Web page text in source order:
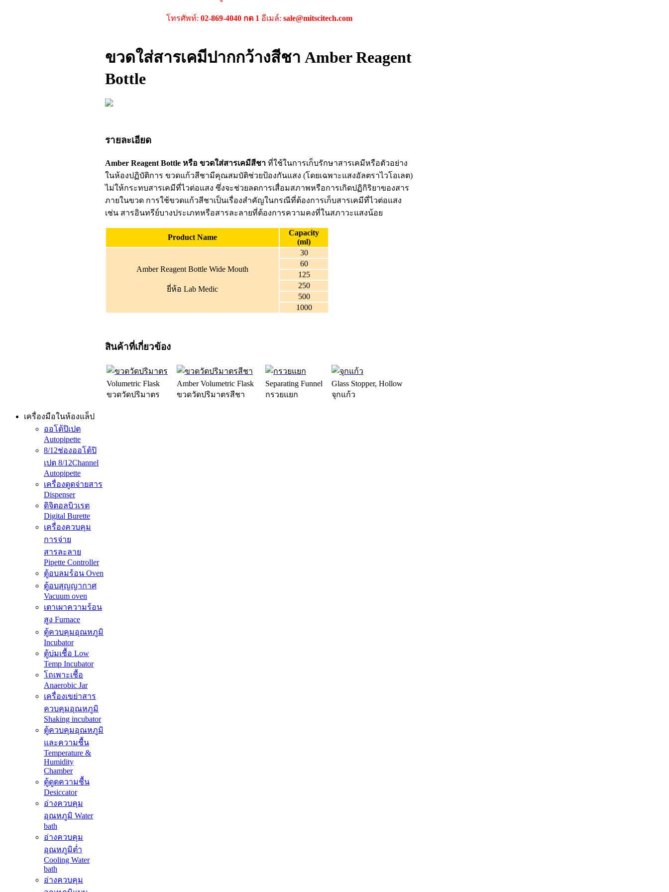
โทรศัพท์: 02-869-4040 กด 1 อีเมล์: sale@mitscitech.com
ขวดใส่สารเคมีปากกว้างสีชา Amber Reagent
Bottle
รายละเอียด
Amber Reagent Bottle หรือ ขวดใส่สารเคมีสีชา ที่ใช้ในการเก็บรักษาสารเคมีหรือตัวอย่าง
ในห้องปฏิบัติการ ขวดแก้วสีชามีคุณสมบัติช่วยป้องกันแสง (โดยเฉพาะแสงอัลตราไวโอเลต)
ไม่ให้กระทบสารเคมีที่ไวต่อแสง ซึ่งจะช่วยลดการเสื่อมสภาพหรือการเกิดปฏิกิริยาของสาร
ภายในขวด การใช้ขวดแก้วสีชาเป็นเรื่องสำคัญในกรณีที่ต้องการเก็บสารเคมีที่ไวต่อแสง
เช่น สารอินทรีย์บางประเภทหรือสารละลายที่ต้องการความคงที่ในสภาวะแสงน้อย
Product Name
Capacity
(ml)
Amber Reagent Bottle Wide Mouth
ยี่ห้อ Lab Medic
30
60
125
250
500
1000
สินค้าที่เกี่ยวข้อง
Volumetric Flask
ขวดวัดปริมาตร
Amber Volumetric Flask
ขวดวัดปริมาตรสีชา
Separating Funnel
กรวยแยก
Glass Stopper, Hollow
จุกแก้ว
เครื่องมือในห้องแล็ป
ออโต้ปิเปต
Autopipette
8/12ช่องออโต้ปิ
เปต 8/12Channel
Autopipette
เครื่องดูดจ่ายสาร
Dispenser
ดิจิตอลบิวเรต
Digital Burette
เครื่องควบคุม
การจ่าย
สารละลาย
Pipette Controller
ตู้อบลมร้อน Oven
ตู้อบสุญญากาศ
Vacuum oven
เตาเผาความร้อน
สูง Furnace
ตู้ควบคุมอุณหภูมิ
Incubator
ตู้บ่มเชื้อ Low
Temp Incubator
โถเพาะเชื้อ
Anaerobic Jar
เครื่องเขย่าสาร
ควบคุมอุณหภูมิ
Shaking incubator
ตู้ควบคุมอุณหภูมิ
และความชื้น
Temperature &
Humidity
Chamber
ตู้ดูดความชื้น
Desiccator
อ่างควบคุม
อุณหภูมิ Water
bath
อ่างควบคุม
อุณหภูมิต่ำ
Cooling Water
bath
อ่างควบคุม